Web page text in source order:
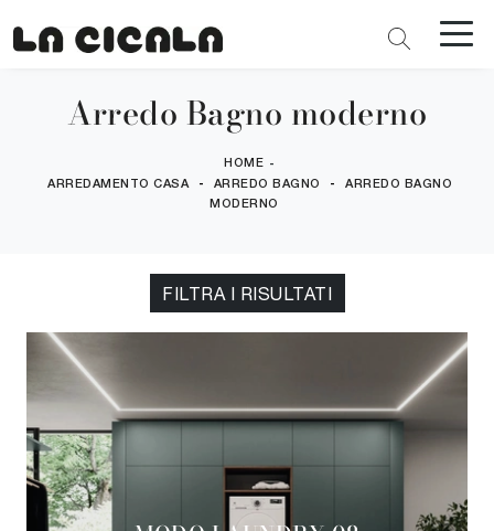
Arredo Bagno moderno
HOME -
ARREDAMENTO CASA - ARREDO BAGNO -
ARREDO BAGNO
MODERNO
FILTRA I RISULTATI